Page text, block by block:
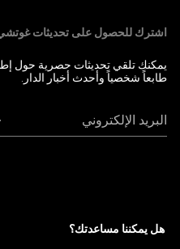
اشترك للحصول على تحديثات
يمكنك تلقي تحديثات حصرية حول
طابعاً شخصياً وأحدث أخبار الدار.
البريد الإلكتروني
هل يمكننا مساعدتك؟